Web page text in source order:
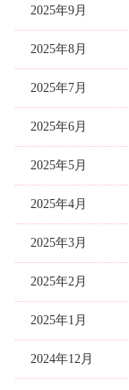
2025年9月
2025年8月
2025年7月
2025年6月
2025年5月
2025年4月
2025年3月
2025年2月
2025年1月
2024年12月